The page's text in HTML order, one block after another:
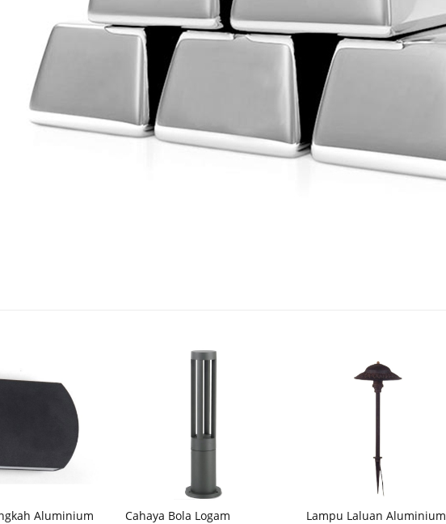
Aluminium
Cahaya Bola Logam Lampu Laluan Aluminium